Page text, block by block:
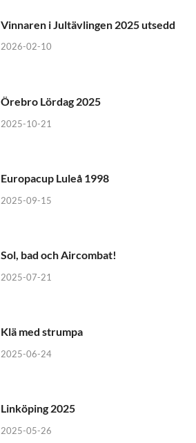
Vinnaren i Jultävlingen 2025 utsedd
2026-02-10
Örebro Lördag 2025
2025-10-21
Europacup Luleå 1998
2025-09-15
Sol, bad och Aircombat!
2025-07-21
Klä med strumpa
2025-06-24
Linköping 2025
2025-05-26